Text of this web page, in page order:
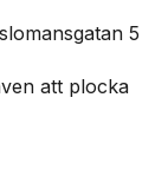
5
att plocka